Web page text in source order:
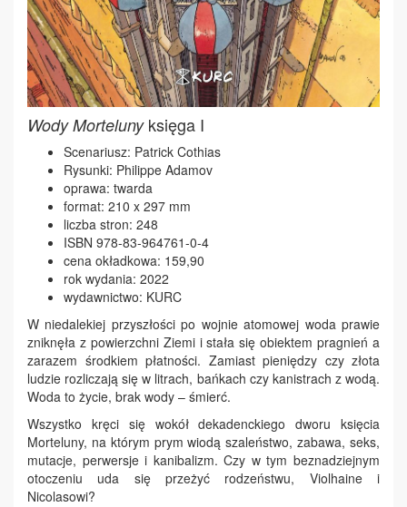
Wody Mortelunyksięga I
Scenariusz: Patrick Cothias
Rysunki: Philippe Adamov
oprawa: twarda
format: 210 x 297 mm
liczba stron: 248
ISBN 978-83-964761-0-4
cena okładkowa: 159,90
rok wydania: 2022
wydawnictwo: KURC
W niedalekiej przyszłości po wojnie atomowej woda prawie
zniknęła z powierzchni Ziemi i stała się obiektem pragnień a
zarazem środkiem płatności. Zamiast pieniędzy czy złota
ludzie rozliczają się w litrach, bańkach czy kanistrach z wodą.
Woda to życie, brak wody – śmierć.
Wszystko kręci się wokół dekadenckiego dworu księcia
Morteluny, na którym prym wiodą szaleństwo, zabawa, seks,
mutacje, perwersje i kanibalizm. Czy w tym beznadziejnym
otoczeniu uda się przeżyć rodzeństwu, Violhaine i
Nicolasowi?